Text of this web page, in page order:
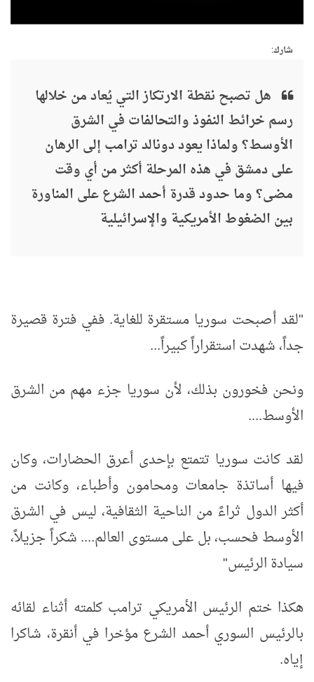
شارك:
هل تصبح نقطة الارتكاز التي يُعاد من خلالها
رسم خرائط النفوذ والتحالفات في الشرق
الأوسط؟ ولماذا يعود دونالد ترامب إلى الرهان
على دمشق في هذه المرحلة أكثر من أي وقت
مضى؟ وما حدود قدرة أحمد الشرع على المناورة
بين الضغوط الأمريكية والإسرائيلية
"لقد أصبحت سوريا مستقرة للغاية. ففي فترة قصيرة
جداً، شهدت استقراراً كبيراً...
ونحن فخورون بذلك، لأن سوريا جزء مهم من الشرق
الأوسط....
لقد كانت سوريا تتمتع بإحدى أعرق الحضارات، وكان
فيها أساتذة جامعات ومحامون وأطباء، وكانت من
أكثر الدول ثراءً من الناحية الثقافية، ليس في الشرق
الأوسط فحسب، بل على مستوى العالم.... شكراً جزيلاً،
سيادة الرئيس"
هكذا ختم الرئيس الأمريكي ترامب كلمته أثناء لقائه
بالرئيس السوري أحمد الشرع مؤخرا في أنقرة، شاكرا
إياه.